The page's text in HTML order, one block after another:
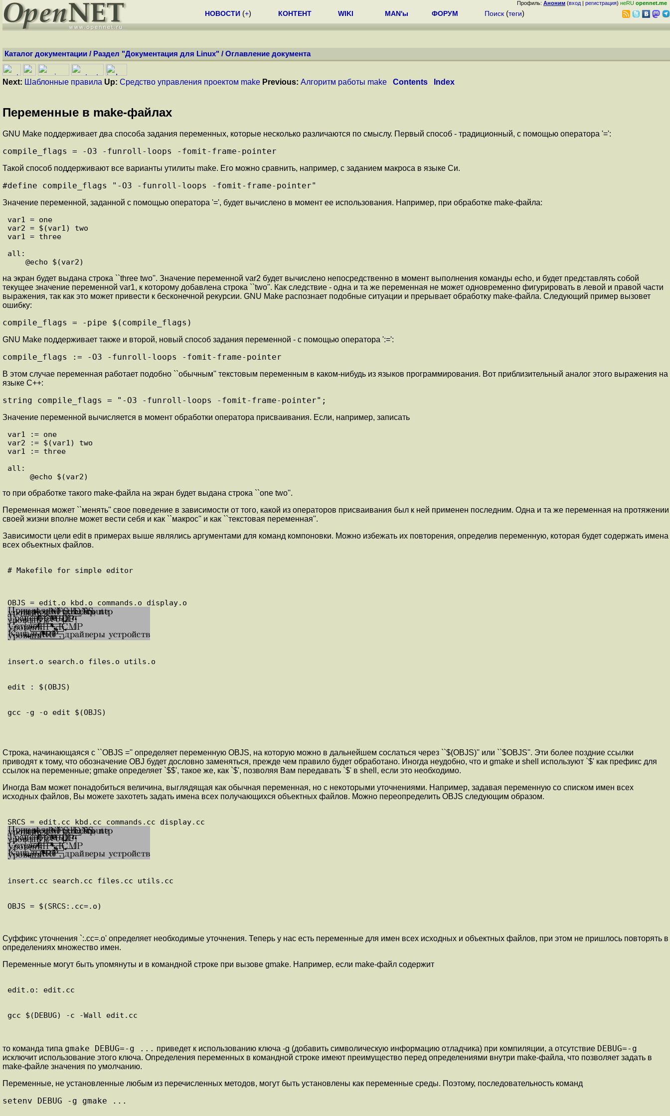
Профиль: Аноним (вход | регистрация) неRU opennet.me
НОВОСТИ (+) КОНТЕНТ WIKI MAN'ы ФОРУМ Поиск (теги)
Каталог документации / Раздел "Документация для Linux" / Оглавление документа
Next: Шаблонные правила Up: Средство управления проектом make Previous: Алгоритм работы make Contents Index
Переменные в make-файлах
GNU Make поддерживает два способа задания переменных, которые несколько различаются по смыслу. Первый способ - традиционный, с помощью оператора '=':
compile_flags = -O3 -funroll-loops -fomit-frame-pointer
Такой способ поддерживают все варианты утилиты make. Его можно сравнить, например, с заданием макроса в языке Си.
#define compile_flags "-O3 -funroll-loops -fomit-frame-pointer"
Значение переменной, заданной с помощью оператора '=', будет вычислено в момент ее использования. Например, при обработке make-файла:
var1 = one
var2 = $(var1) two
var1 = three
all:
на экран будет выдана строка ``three two''. Значение переменной var2 будет вычислено непосредственно в момент выполнения команды echo, и будет представлять собой
текущее значение переменной var1, к которому добавлена строка ``two''. Как следствие - одна и та же переменная не может одновременно фигурировать в левой и правой части
выражения, так как это может привести к бесконечной рекурсии. GNU Make распознает подобные ситуации и прерывает обработку make-файла. Следующий пример вызовет
ошибку:
compile_flags = -pipe $(compile_flags)
GNU Make поддерживает также и второй, новый способ задания переменной - с помощью оператора ':=':
compile_flags := -O3 -funroll-loops -fomit-frame-pointer
В этом случае переменная работает подобно ``обычным'' текстовым переменным в каком-нибудь из языков программирования. Вот приблизительный аналог этого выражения на
языке C++:
string compile_flags = "-O3 -funroll-loops -fomit-frame-pointer";
Значение переменной вычисляется в момент обработки оператора присваивания. Если, например, записать
var1 := one
var2 := $(var1) two
var1 := three
all:
то при обработке такого make-файла на экран будет выдана строка ``one two''.
Переменная может ``менять'' свое поведение в зависимости от того, какой из операторов присваивания был к ней применен последним. Одна и та же переменная на протяжении
своей жизни вполне может вести себя и как ``макрос'' и как ``текстовая переменная''.
Зависимости цели edit в примерах выше являлись аргументами для команд компоновки. Можно избежать их повторения, определив переменную, которая будет содержать имена
всех объектных файлов.
Строка, начинающаяся с ``OBJS ='' определяет переменную OBJS, на которую можно в дальнейшем сослаться через ``$(OBJS)'' или ``$OBJS''. Эти более поздние ссылки
приводят к тому, что обозначение OBJ будет дословно заменяться, прежде чем правило будет обработано. Иногда неудобно, что и gmake и shell используют `$' как префикс для
ссылок на переменные; gmake определяет `$$', такое же, как `$', позволяя Вам передавать `$' в shell, если это необходимо.
Иногда Вам может понадобиться величина, выглядящая как обычная переменная, но с некоторыми уточнениями. Например, задавая переменную со списком имен всех
исходных файлов, Вы можете захотеть задать имена всех получающихся объектных файлов. Можно переопределить OBJS следующим образом.
Суффикс уточнения `:.cc=.o' определяет необходимые уточнения. Теперь у нас есть переменные для имен всех исходных и объектных файлов, при этом не пришлось повторять в
определениях множество имен.
Переменные могут быть упомянуты и в командной строке при вызове gmake. Например, если make-файл содержит
то команда типа gmake DEBUG=-g ... приведет к использованию ключа -g (добавить символическую информацию отладчика) при компиляции, а отсутствие DEBUG=-g
исключит использование этого ключа. Определения переменных в командной строке имеют преимущество перед определениями внутри make-файла, что позволяет задать в
make-файле значения по умолчанию.
Переменные, не установленные любым из перечисленных методов, могут быть установлены как переменные среды. Поэтому, последовательность команд
setenv DEBUG -g gmake ...